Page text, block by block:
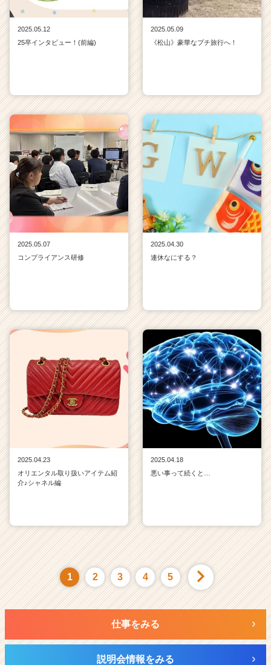
2025.05.12
25卒インタビュー！(前編)
2025.05.09
《松山》豪華なプチ旅行へ！
2025.05.07
コンプライアンス研修
2025.04.30
連休なにする？
2025.04.23
オリエンタル取り扱いアイテム紹
介♪シャネル編
2025.04.18
悪い事って続くと…
1 2 3 4 5
仕事をみる
説明会情報をみる